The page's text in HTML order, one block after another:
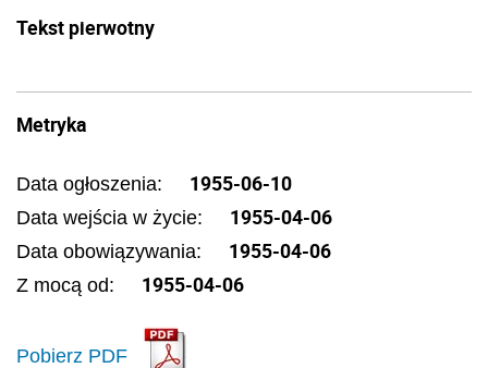
Tekst pierwotny
Metryka
Data ogłoszenia: 1955-06-10
Data wejścia w życie: 1955-04-06
Data obowiązywania: 1955-04-06
Z mocą od: 1955-04-06
Pobierz PDF